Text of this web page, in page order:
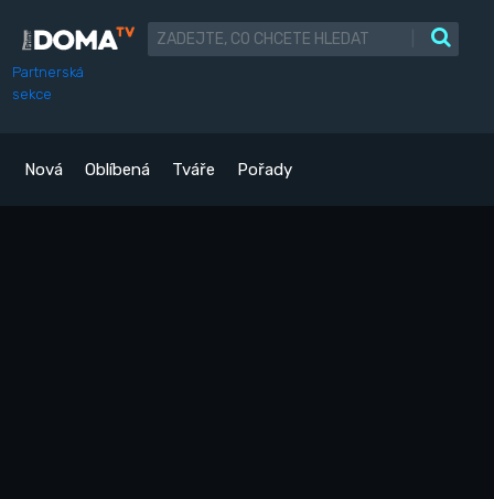
Partnerská
sekce
Nová Oblíbená Tváře Pořady